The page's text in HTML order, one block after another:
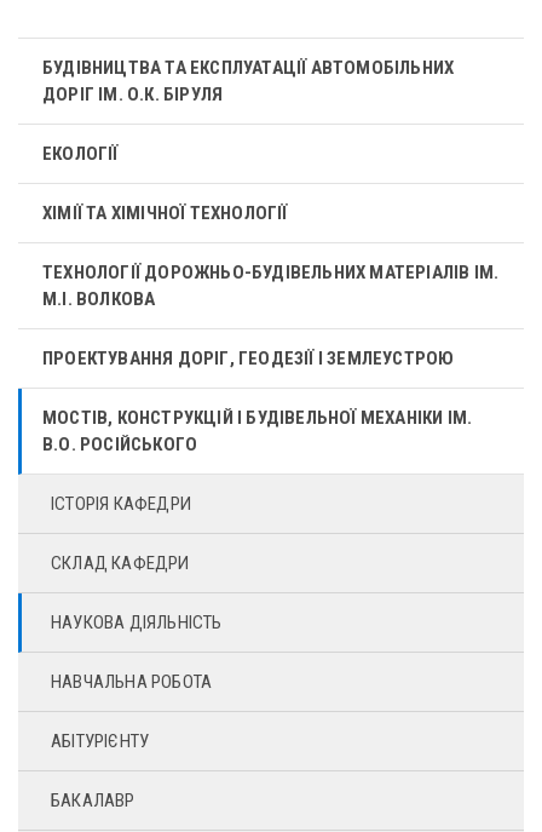
БУДІВНИЦТВА ТА ЕКСПЛУАТАЦІЇ АВТОМОБІЛЬНИХ
ДОРІГ ІМ. О.К. БІРУЛЯ
ЕКОЛОГІЇ
ХІМІЇ ТА ХІМІЧНОЇ ТЕХНОЛОГІЇ
ТЕХНОЛОГІЇ ДОРОЖНЬО-БУДІВЕЛЬНИХ МАТЕРІАЛІВ ІМ.
М.І. ВОЛКОВА
ПРОЕКТУВАННЯ ДОРІГ, ГЕОДЕЗІЇ І ЗЕМЛЕУСТРОЮ
МОСТІВ, КОНСТРУКЦІЙ І БУДІВЕЛЬНОЇ МЕХАНІКИ ІМ.
В.О. РОСІЙСЬКОГО
ІСТОРІЯ КАФЕДРИ
СКЛАД КАФЕДРИ
НАУКОВА ДІЯЛЬНІСТЬ
НАВЧАЛЬНА РОБОТА
АБІТУРІЄНТУ
БАКАЛАВР